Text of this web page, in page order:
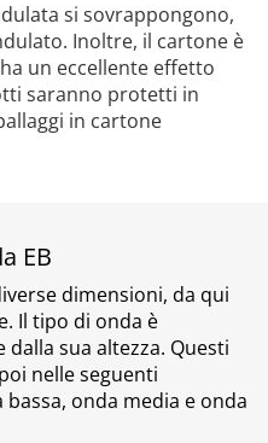
si sovrappongono,
Inoltre, il cartone è
un eccellente effetto
saranno protetti in
in cartone
EB
dimensioni, da qui
Il tipo di onda è
sua altezza. Questi
nelle seguenti
onda media e onda